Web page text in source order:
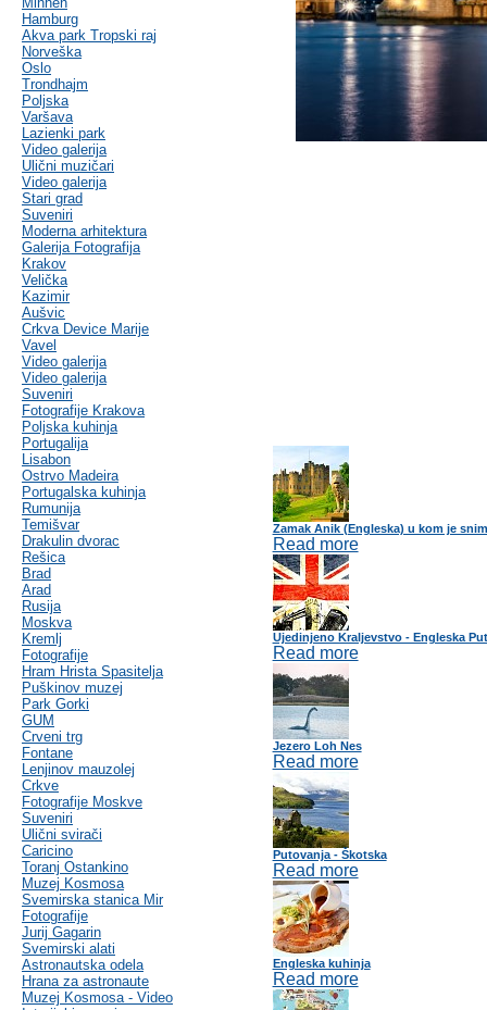
Hamburg
Akva park Tropski raj
Norveška
Oslo
Trondhajm
Poljska
Varšava
Lazienki park
Video galerija
Ulični muzičari
Video galerija
Stari grad
Suveniri
Moderna arhitektura
Galerija Fotografija
Krakov
Velička
Kazimir
Aušvic
Crkva Device Marije
Vavel
Video galerija
Video galerija
Suveniri
Fotografije Krakova
Poljska kuhinja
Portugalija
Lisabon
Ostrvo Madeira
Portugalska kuhinja
Rumunija
Temišvar
Drakulin dvorac
Rešica
Brad
Arad
Rusija
Moskva
Kremlj
Fotografije
Hram Hrista Spasitelja
Puškinov muzej
Park Gorki
GUM
Crveni trg
Fontane
Lenjinov mauzolej
Crkve
Fotografije Moskve
Suveniri
Ulični svirači
Caricino
Toranj Ostankino
Muzej Kosmosa
Svemirska stanica Mir
Fotografije
Jurij Gagarin
Svemirski alati
Astronautska odela
Hrana za astronaute
Muzej Kosmosa - Video
Zamak Anik (Engleska) u kom je
Read more
Ujedinjeno Kraljevstvo - Engleska
Read more
Jezero Loh Nes
Read more
Putovanja - Škotska
Read more
Engleska kuhinja
Read more